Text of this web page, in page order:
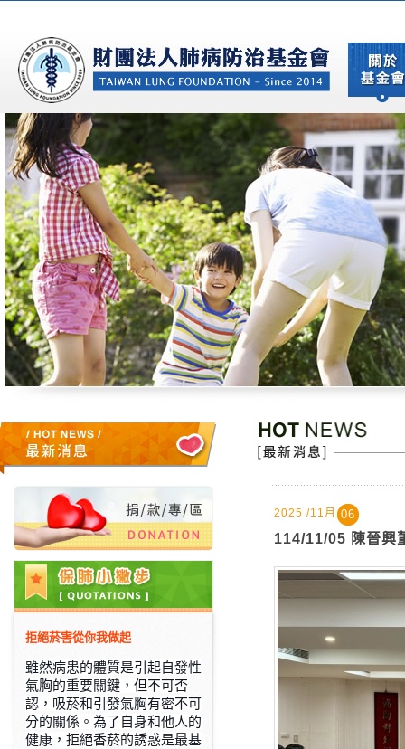
拒絕菸害從你我做起
雖然病患的體質是引起自發性
氣胸的重要關鍵，但不可否
認，吸菸和引發氣胸有密不可
分的關係。為了自身和他人的
健康，拒絕香菸的誘惑是最基
2025 /11月 06
114/11/05 陳晉興